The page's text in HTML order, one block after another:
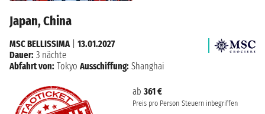
Japan, China
ab 361 €
Preis pro Person Steuern inbegriffen
MSC BELLISSIMA| 13.01.2027
Dauer: 3 nächte
Abfahrt von: Tokyo Ausschiffung: Shanghai